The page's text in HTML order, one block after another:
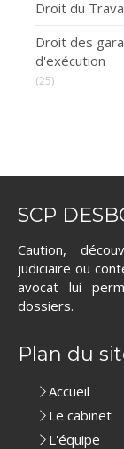
Droit du
Droit des
d'exécution
(25)
SCP
Caution,
judiciaire ou
avocat lui
dossiers.
Plan du
Accueil
Le cabinet
L'équipe